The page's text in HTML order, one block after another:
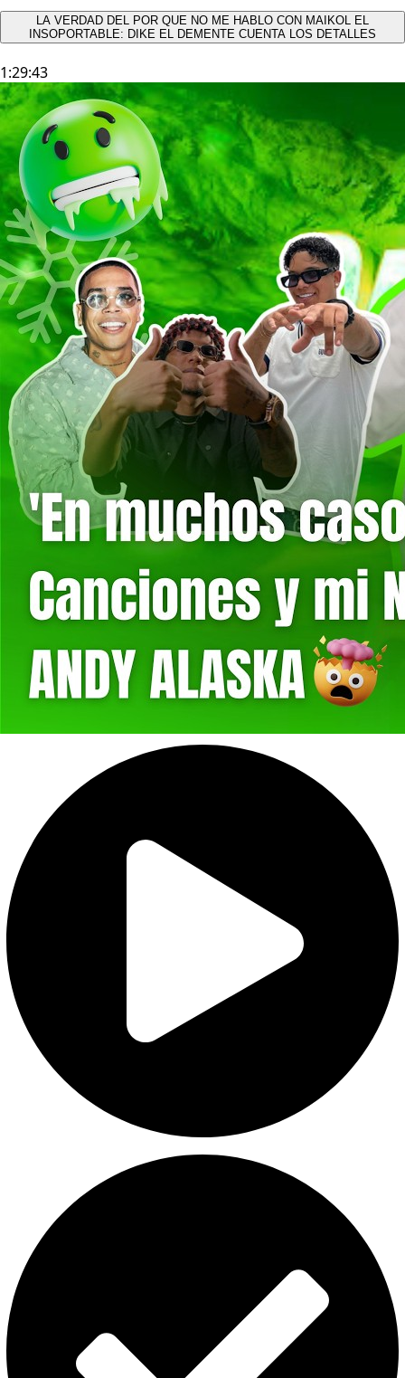
LA VERDAD DEL POR QUE NO ME HABLO CON MAIKOL EL
INSOPORTABLE: DIKE EL DEMENTE CUENTA LOS DETALLES
1:29:43